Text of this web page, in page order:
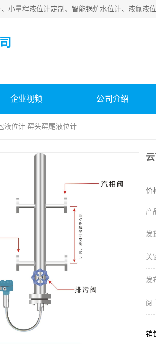
企业视频 公司介绍
液位计 窑头窑尾液位计
价
产
发
关
发
阅
销